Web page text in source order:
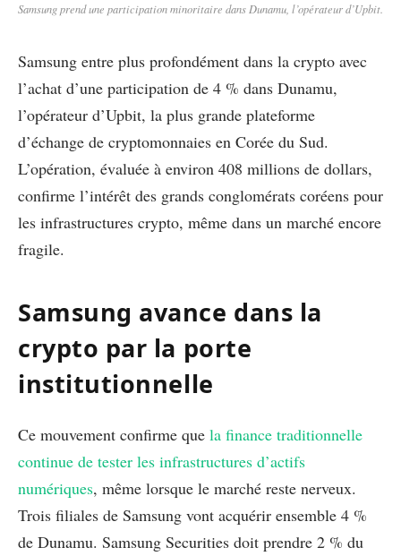
Samsung prend une participation minoritaire dans Dunamu, l’opérateur d’Upbit.
Samsung entre plus profondément dans la crypto avec
l’achat d’une participation de 4 % dans Dunamu,
l’opérateur d’Upbit, la plus grande plateforme
d’échange de cryptomonnaies en Corée du Sud.
L’opération, évaluée à environ 408 millions de dollars,
confirme l’intérêt des grands conglomérats coréens pour
les infrastructures crypto, même dans un marché encore
fragile.
Samsung avance dans la
crypto par la porte
institutionnelle
Ce mouvement confirme que la finance traditionnelle
continue de tester les infrastructures d’actifs
numériques, même lorsque le marché reste nerveux.
Trois filiales de Samsung vont acquérir ensemble 4 %
de Dunamu. Samsung Securities doit prendre 2 % du